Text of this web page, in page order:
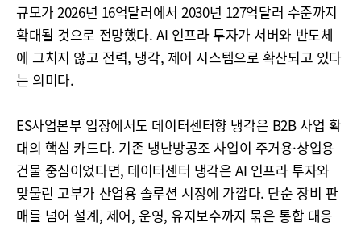
규모가 2026년 16억달러에서 2030년 127억달러 수준까지
확대될 것으로 전망했다. AI 인프라 투자가 서버와 반도체
에 그치지 않고 전력, 냉각, 제어 시스템으로 확산되고 있다
는 의미다.
ES사업본부 입장에서도 데이터센터향 냉각은 B2B 사업 확
대의 핵심 카드다. 기존 냉난방공조 사업이 주거용·상업용
건물 중심이었다면, 데이터센터 냉각은 AI 인프라 투자와
맞물린 고부가 산업용 솔루션 시장에 가깝다. 단순 장비 판
매를 넘어 설계, 제어, 운영, 유지보수까지 묶은 통합 대응